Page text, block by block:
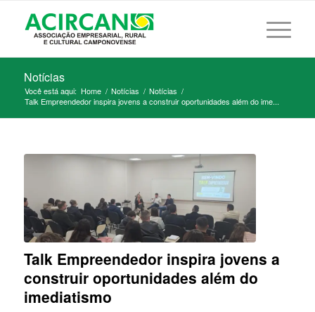
Notícias
Você está aqui: Home / Notícias / Notícias /
Talk Empreendedor inspira jovens a construir oportunidades além do ime...
Talk Empreendedor inspira jovens a
construir oportunidades além do
imediatismo